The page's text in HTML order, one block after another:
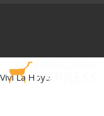
Viví La Hoya.